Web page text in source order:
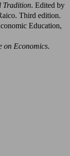
Tradition. Edited by
Third edition.
Education,
on Economics.